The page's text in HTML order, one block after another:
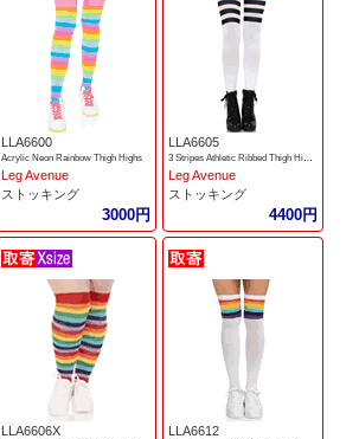
LLA6600
Acrylic Neon Rainbow Thigh Highs
Leg Avenue
ストッキング
3000円
LLA6605
Leg Avenue
ストッキング
4400円
LLA6606X LLA6612